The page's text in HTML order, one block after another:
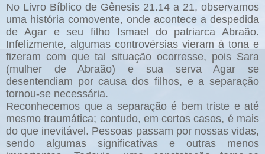
No Livro Bíblico de Gênesis 21.14 a 21, observamos
uma história comovente, onde acontece a despedida
de Agar e seu filho Ismael do patriarca Abraão.
Infelizmente, algumas controvérsias vieram à tona e
fizeram com que tal situação ocorresse, pois Sara
(mulher de Abraão) e sua serva Agar se
desentendiam por causa dos filhos, e a separação
tornou-se necessária.
Reconhecemos que a separação é bem triste e até
mesmo traumática; contudo, em certos casos, é mais
do que inevitável. Pessoas passam por nossas vidas,
sendo algumas significativas e outras menos